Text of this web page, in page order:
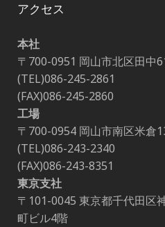
アクセス
本社
〒700-0951 岡山市北区田中
(TEL)086-245-2861
(FAX)086-245-2860
工場
〒700-0954 岡山市南区米倉
(TEL)086-243-2340
(FAX)086-243-8351
東京支社
〒101-0045 東京都千代田区
町ビル4階